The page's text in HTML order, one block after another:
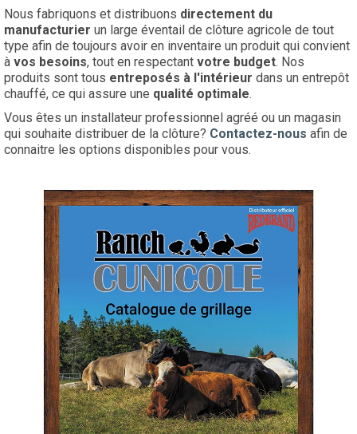
Nous joindre
Nous fabriquons et distribuons directement du
manufacturier un large éventail de clôture agricole de tout
type afin de toujours avoir en inventaire un produit qui convient
à vos besoins, tout en respectant votre budget. Nos
produits sont tous entreposés à l'intérieur dans un entrepôt
chauffé, ce qui assure une qualité optimale.
Vous êtes un installateur professionnel agréé ou un magasin
qui souhaite distribuer de la clôture? Contactez-nous afin de
connaitre les options disponibles pour vous.